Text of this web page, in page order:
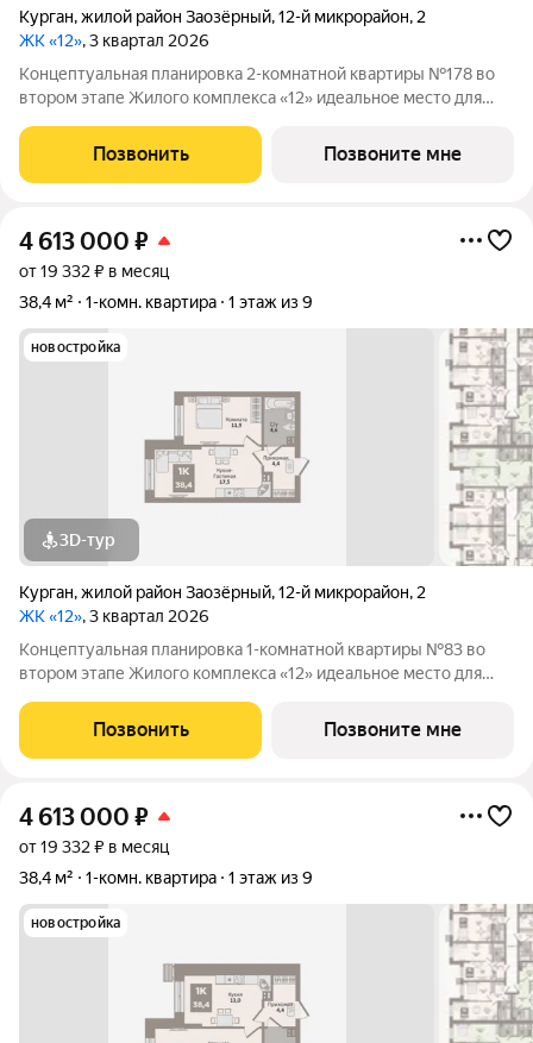
Курган,жилой район Заозёрный,12-й микрорайон, 2
ЖК «12», 3 квартал 2026
Концептуальная планировка 2-комнатной квартиры №178 во
втором этапе Жилого комплекса «12» идеальное место для
просторная кухня-гостиная (24,6м2), . В квартире высокие
потолки 3,3м., которые
Позвонить Позвоните мне
4 613 000 ₽
от 19 332 ₽ в месяц
38,4 м²
1-комн. квартира 1 этаж из 9
новостройка
3D-тур
Курган,жилой район Заозёрный,12-й микрорайон, 2
ЖК «12», 3 квартал 2026
Концептуальная планировка 1-комнатной квартиры №83 во
втором этапе Жилого комплекса «12» идеальное место для
просторная кухня-гостиная (17,5м2), функциональная
гардеробная, . В квартире высокие
Позвонить Позвоните мне
4 613 000 ₽
от 19 332 ₽ в месяц
38,4 м²
1-комн. квартира 1 этаж из 9
новостройка